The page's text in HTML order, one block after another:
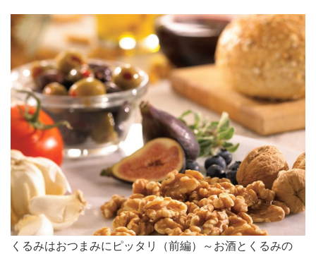
くるみはおつまみにピッタリ（前編）～お酒とくるみの